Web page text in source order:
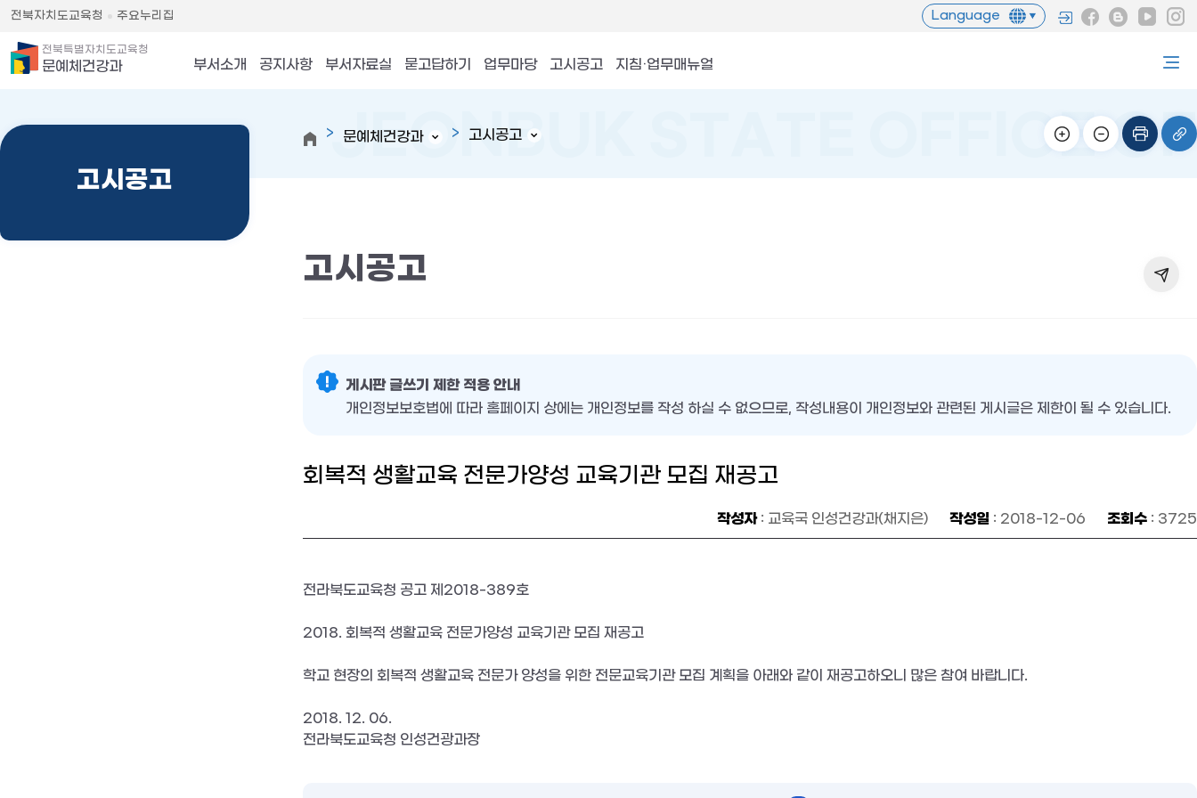
전북자치도교육청 주요누리집 Language
전북특별자치도교육청
문예체건강과 부서소개 공지사항 부서자료실 묻고답하기 업무마당 고시공고 지침·업무매뉴얼
고시공고
문예체건강과 고시공고
고시공고
게시판 글쓰기 제한 적용 안내
개인정보보호법에 따라 홈페이지 상에는 개인정보를 작성 하실 수 없으므로, 작성내용이 개인정보와 관련된 게시글은 제한이 될 수 있습니다.
회복적 생활교육 전문가양성 교육기관 모집 재공고
작성자: 교육국 인성건강과(채지은) 작성일 : 2018-12-06 조회수 : 3725
전라북도교육청 공고 제2018-389호
2018. 회복적 생활교육 전문가양성 교육기관 모집 재공고
학교 현장의 회복적 생활교육 전문가 양성을 위한 전문교육기관 모집 계획을 아래와 같이 재공고하오니 많은 참여 바랍니다.
2018. 12. 06.
전라북도교육청 인성건광과장